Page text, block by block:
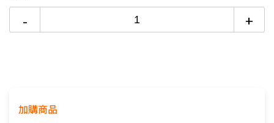
此商品頁資訊或規格如有誤,請以原廠公告為主
支援NRCA
- +
加購商品